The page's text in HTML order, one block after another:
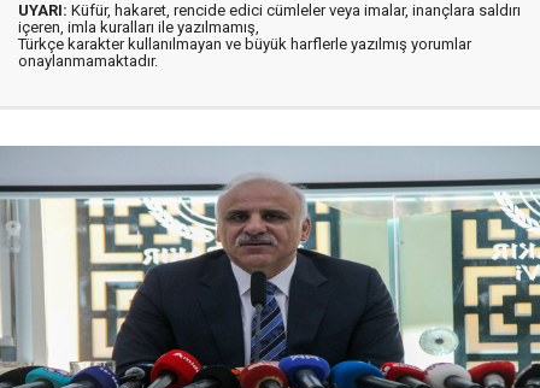
UYARI: Küfür, hakaret, rencide edici cümleler veya imalar, inançlara saldırı
içeren, imla kuralları ile yazılmamış,
Türkçe karakter kullanılmayan ve büyük harflerle yazılmış yorumlar
onaylanmamaktadır.